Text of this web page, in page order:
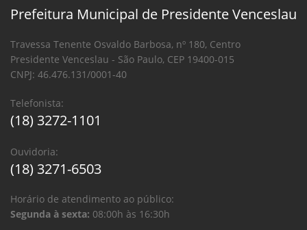
Prefeitura Municipal de Presidente Venceslau
Travessa Tenente Osvaldo Barbosa, nº 180, Centro
Presidente Venceslau - São Paulo, CEP 19400-015
CNPJ: 46.476.131/0001-40
Telefonista:
(18) 3272-1101
Ouvidoria:
(18) 3271-6503
Horário de atendimento ao público:
Segunda à sexta: 08:00h às 16:30h